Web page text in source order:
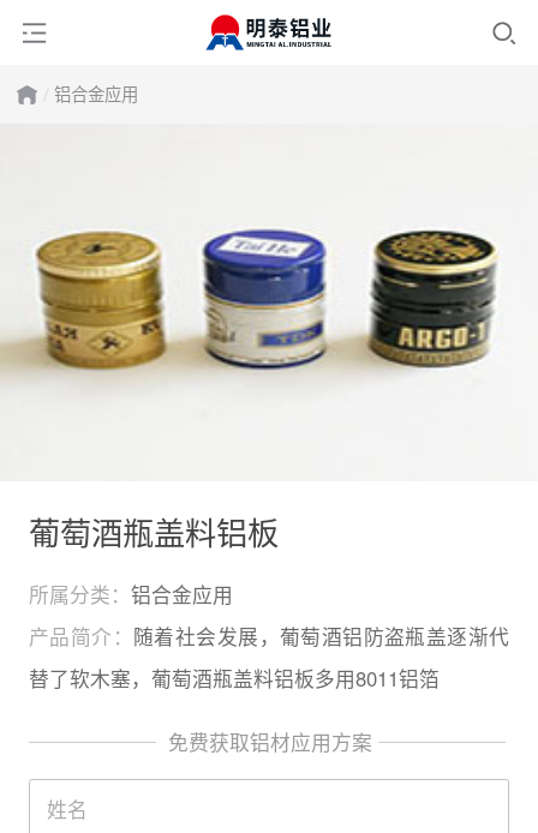
铝合金应用
葡萄酒瓶盖料铝板
所属分类： 铝合金应用
产品简介： 随着社会发展，葡萄酒铝防盗瓶盖逐渐代
替了软木塞，葡萄酒瓶盖料铝板多用8011铝箔
免费获取铝材应用方案